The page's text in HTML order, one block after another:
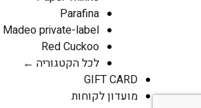
Parafina
Madeo private-label
Red Cuckoo
לכל הקטגוריה ←
GIFT CARD
מועדון לקוחות